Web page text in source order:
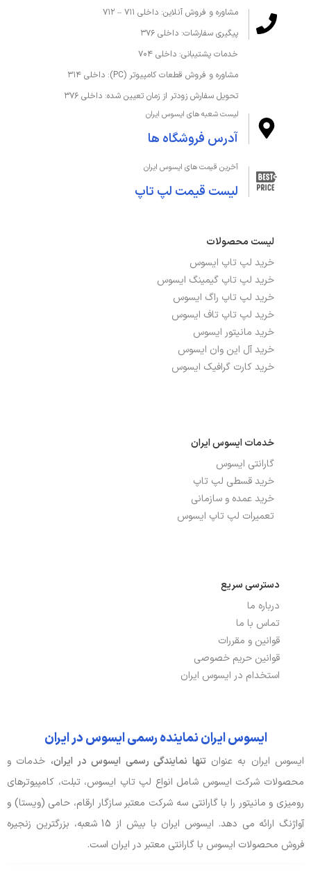
مشاوره و فروش آنلاین: داخلی ۷۱۱ – ۷۱۲
پیگیری سفارشات: داخلی ۳۷۶
خدمات پشتیبانی: داخلی ۷۰۴
مشاوره و فروش قطعات کامپیوتر (PC): داخلی ۳۱۴
تحویل سفارش زودتر از زمان تعیین شده: داخلی ۳۷۶
لیست شعبه های ایسوس ایران
آدرس فروشگاه ها
آخرین قیمت های ایسوس ایران
لیست قیمت لپ تاپ
لیست محصولات
خرید لپ تاپ ایسوس
خرید لپ تاپ گیمینگ ایسوس
خرید لپ تاپ راگ ایسوس
خرید لپ تاپ تاف ایسوس
خرید مانیتور ایسوس
خرید آل این وان ایسوس
خرید کارت گرافیک ایسوس
خدمات ایسوس ایران
گارانتی ایسوس
خرید قسطی لپ تاپ
خرید عمده و سازمانی
تعمیرات لپ تاپ ایسوس
دسترسی سریع
درباره ما
تماس با ما
قوانین و مقررات
قوانین حریم خصوصی
استخدام در ایسوس ایران
ایسوس ایران نماینده رسمی ایسوس در ایران
ایسوس ایران به عنوان تنها نمایندگی رسمی ایسوس در ایران، خدمات و
محصولات شرکت ایسوس شامل انواع لپ تاپ ایسوس، تبلت، کامپیوترهای
رومیزی و مانیتور را با گارانتی سه شرکت معتبر سازگار ارقام، حامی (ویستا) و
آواژنگ ارائه می دهد. ایسوس ایران با بیش از 15 شعبه، بزرگترین زنجیره
فروش محصولات ایسوس با گارانتی معتبر در ایران است.